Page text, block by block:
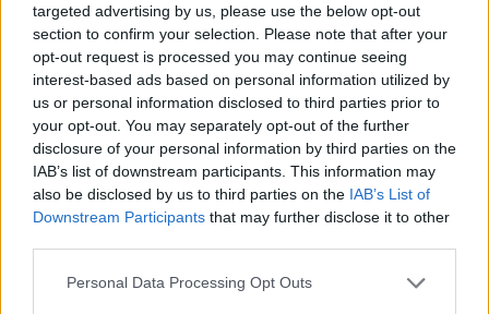
targeted advertising by us, please use the below opt-out
section to confirm your selection. Please note that after your
opt-out request is processed you may continue seeing
interest-based ads based on personal information utilized by
us or personal information disclosed to third parties prior to
your opt-out. You may separately opt-out of the further
disclosure of your personal information by third parties on the
IAB’s list of downstream participants. This information may
also be disclosed by us to third parties on the IAB’s List of
Downstream Participants that may further disclose it to other
Personal Data Processing Opt Outs